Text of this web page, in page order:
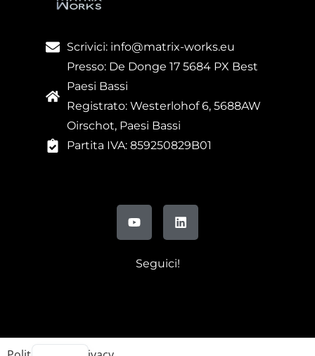
Scrivici: info@matrix-works.eu
Presso: De Donge 17 5684 PX Best
Paesi Bassi
Registrato: Westerlohof 6, 5688AW
Oirschot, Paesi Bassi
Partita IVA: 859250829B01
Seguici!
EN